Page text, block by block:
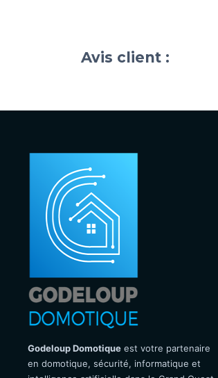
Avis client :
Godeloup Domotique est votre partenaire
en domotique, sécurité, informatique et